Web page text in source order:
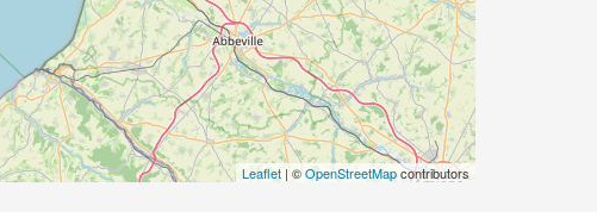
Leaflet | ©OpenStreetMapcontributors